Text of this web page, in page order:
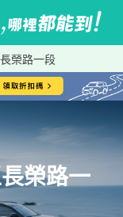
榮路一段
榮路一